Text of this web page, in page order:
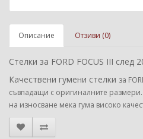
Описание Отзиви (0)
Стелки за FORD FOCUS III след
Качествени гумени стелки за
съвпадащи с оригиналните
на износване мека гума високо